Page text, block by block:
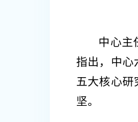
中心主
指出，中心
五大核心研
坚。